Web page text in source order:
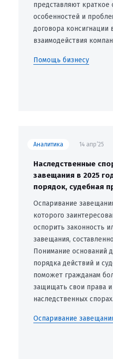
представляют краткое
особенностей и
договора консигнации
взаимодействия
Помощь бизнесу
Аналитика 14 апр’25
Наследственные
завещания в 2025
порядок, судебная
Оспаривание
которого
оспорить законность
завещания,
Понимание оснований
порядка действий и
поможет гражданам
защищать свои права
наследственных спорах.
Оспаривание